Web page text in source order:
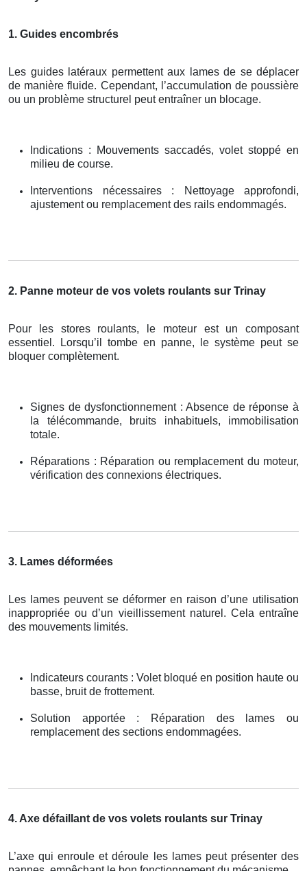
1. Guides encombrés
Les guides latéraux permettent aux lames de se déplacer
de manière fluide. Cependant, l’accumulation de poussière
ou un problème structurel peut entraîner un blocage.
Indications : Mouvements saccadés, volet stoppé en
milieu de course.
Interventions nécessaires : Nettoyage approfondi,
ajustement ou remplacement des rails endommagés.
2. Panne moteur de vos volets roulants sur Trinay
Pour les stores roulants, le moteur est un composant
essentiel. Lorsqu’il tombe en panne, le système peut se
bloquer complètement.
Signes de dysfonctionnement : Absence de réponse à
la télécommande, bruits inhabituels, immobilisation
totale.
Réparations : Réparation ou remplacement du moteur,
vérification des connexions électriques.
3. Lames déformées
Les lames peuvent se déformer en raison d’une utilisation
inappropriée ou d’un vieillissement naturel. Cela entraîne
des mouvements limités.
Indicateurs courants : Volet bloqué en position haute ou
basse, bruit de frottement.
Solution apportée : Réparation des lames ou
remplacement des sections endommagées.
4. Axe défaillant de vos volets roulants sur Trinay
L’axe qui enroule et déroule les lames peut présenter des